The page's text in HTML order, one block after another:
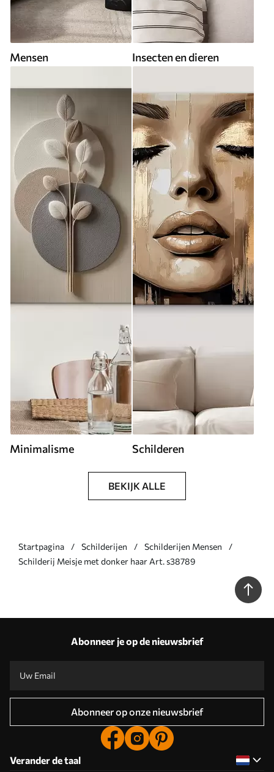
Mensen Insecten en dieren
Minimalisme Schilderen
BEKIJK ALLE
Startpagina Schilderijen
Schilderijen Mensen
Schilderij Meisje met donker haar Art. s38789
Abonneer je op de nieuwsbrief
Abonneer op onze nieuwsbrief
Verander de taal